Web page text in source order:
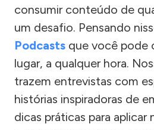
consumir conteúdo de
um desafio. Pensando
Podcasts que você pode
lugar, a qualquer hora.
trazem entrevistas com
histórias inspiradoras de
dicas práticas para aplicar